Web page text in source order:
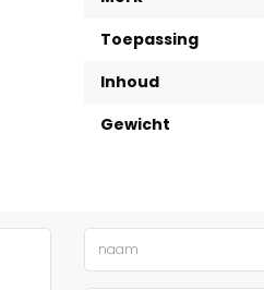
Toepassing
Inhoud
Gewicht